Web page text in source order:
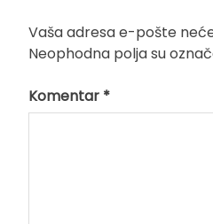
Vaša adresa e-pošte
Neophodna polja su
Komentar *